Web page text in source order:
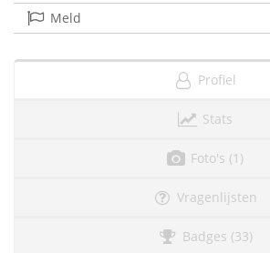
Meld
Profiel
Stats
Foto's (1)
Vragenlijsten
Badges (33)